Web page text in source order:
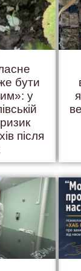
бути
у
після